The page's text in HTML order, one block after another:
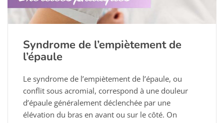
Syndrome de l’empiètement de
l’épaule
Le syndrome de l’empiètement de l’épaule, ou
conflit sous acromial, correspond à une douleur
d’épaule généralement déclenchée par une
élévation du bras en avant ou sur le côté. On